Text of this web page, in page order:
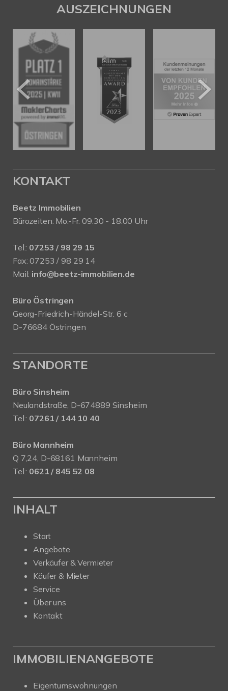
AUSZEICHNUNGEN
KONTAKT
Beetz Immobilien
Bürozeiten: Mo.-Fr. 09.30 - 18.00 Uhr
Tel.: 07253 / 98 29 15
Fax: 07253 / 98 29 14
Mail: info@beetz-immobilien.de
Büro Östringen
Georg-Friedrich-Händel-Str. 6 c
D-76684 Östringen
STANDORTE
Büro Sinsheim
Neulandstraße, D-674889 Sinsheim
Tel.: 07261 / 144 10 40
Büro Mannheim
Q 7,24, D-68161 Mannheim
Tel.: 0621 / 845 52 08
INHALT
Start
Angebote
Verkäufer & Vermieter
Käufer & Mieter
Service
Über uns
Kontakt
IMMOBILIENANGEBOTE
Eigentumswohnungen